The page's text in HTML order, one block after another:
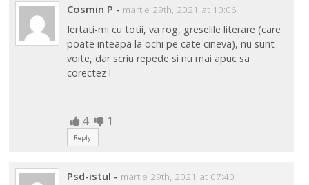
Cosmin P - martie 29th, 2021 at 10:06
Iertati-mi cu totii, va rog, greselile literare (care
poate inteapa la ochi pe cate cineva), nu sunt
voite, dar scriu repede si nu mai apuc sa
corectez !
4 1
Reply
Psd-istul - martie 29th, 2021 at 07:40